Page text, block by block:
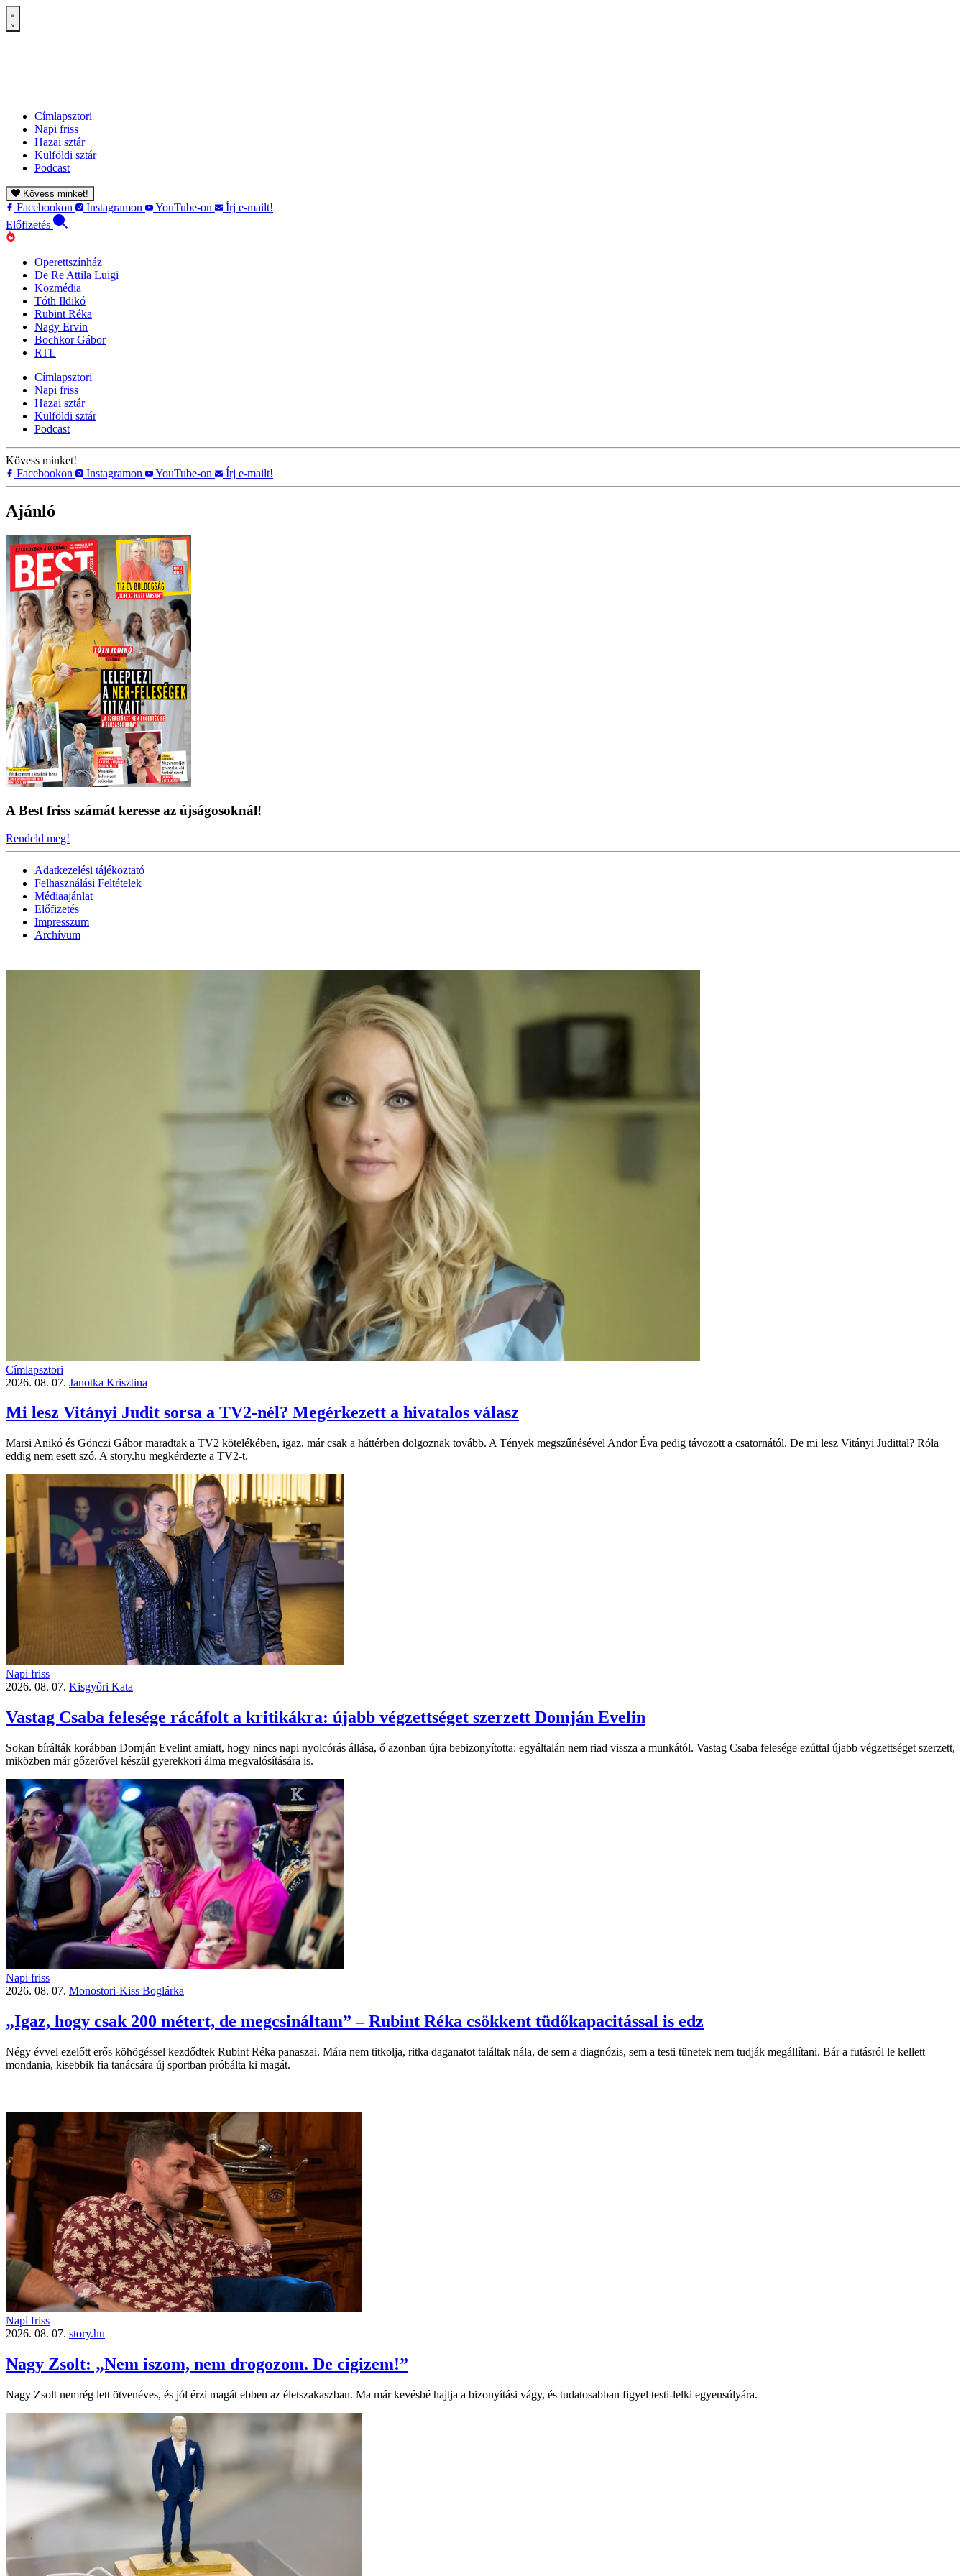
Címlapsztori
Napi friss
Hazai sztár
Külföldi sztár
Podcast
Kövess minket!
Facebookon Instagramon YouTube-on
Írj e-mailt!
Előfizetés
Operettszínház
De Re Attila Luigi
Közmédia
Tóth Ildikó
Rubint Réka
Nagy Ervin
Bochkor Gábor
RTL
Címlapsztori
Napi friss
Hazai sztár
Külföldi sztár
Podcast
Kövess minket!
Facebookon
Instagramon YouTube-on Írj e-mailt!
Ajánló
A Best friss számát keresse az újságosoknál!
Rendeld meg!
Adatkezelési tájékoztató
Felhasználási Feltételek
Médiaajánlat
Előfizetés
Impresszum
Archívum
Címlapsztori
2026. 08. 07. Janotka Krisztina
Mi lesz Vitányi Judit sorsa a TV2-nél? Megérkezett a hivatalos válasz
Marsi Anikó és Gönczi Gábor maradtak a TV2 kötelékében, igaz, már csak a háttérben dolgoznak tovább. A Tények megszűnésével Andor Éva pedig távozott a csatornától. De mi lesz Vitányi Judittal? Róla
eddig nem esett szó. A story.hu megkérdezte a TV2-t.
Napi friss
2026. 08. 07. Kisgyőri Kata
Vastag Csaba felesége rácáfolt a kritikákra: újabb végzettséget szerzett Domján Evelin
Sokan bírálták korábban Domján Evelint amiatt, hogy nincs napi nyolcórás állása, ő azonban újra bebizonyította: egyáltalán nem riad vissza a munkától. Vastag Csaba felesége ezúttal újabb végzettséget szerzett,
miközben már gőzerővel készül gyerekkori álma megvalósítására is.
Napi friss
2026. 08. 07. Monostori-Kiss Boglárka
„Igaz, hogy csak 200 métert, de megcsináltam” – Rubint Réka csökkent tüdőkapacitással is edz
Négy évvel ezelőtt erős köhögéssel kezdődtek Rubint Réka panaszai. Mára nem titkolja, ritka daganatot találtak nála, de sem a diagnózis, sem a testi tünetek nem tudják megállítani. Bár a futásról le kellett
mondania, kisebbik fia tanácsára új sportban próbálta ki magát.
Napi friss
2026. 08. 07. story.hu
Nagy Zsolt: „Nem iszom, nem drogozom. De cigizem!”
Nagy Zsolt nemrég lett ötvenéves, és jól érzi magát ebben az életszakaszban. Ma már kevésbé hajtja a bizonyítási vágy, és tudatosabban figyel testi-lelki egyensúlyára.